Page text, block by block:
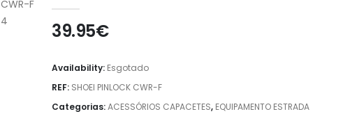
39.95€
Availability: Esgotado
REF: SHOEI PINLOCK CWR-F
Categorias:ACESSÓRIOS CAPACETES, EQUIPAMENTO ESTRADA